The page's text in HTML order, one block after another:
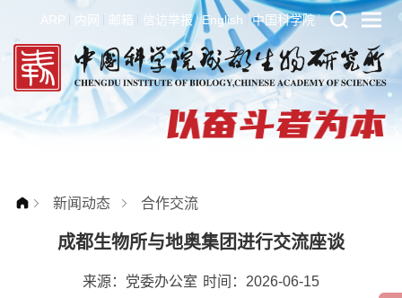
ARP 内网 邮箱 信访举报 English 中国科学院
新闻动态 合作交流
成都生物所与地奥集团进行交流座谈
来源： 党委办公室 时间：2026-06-15